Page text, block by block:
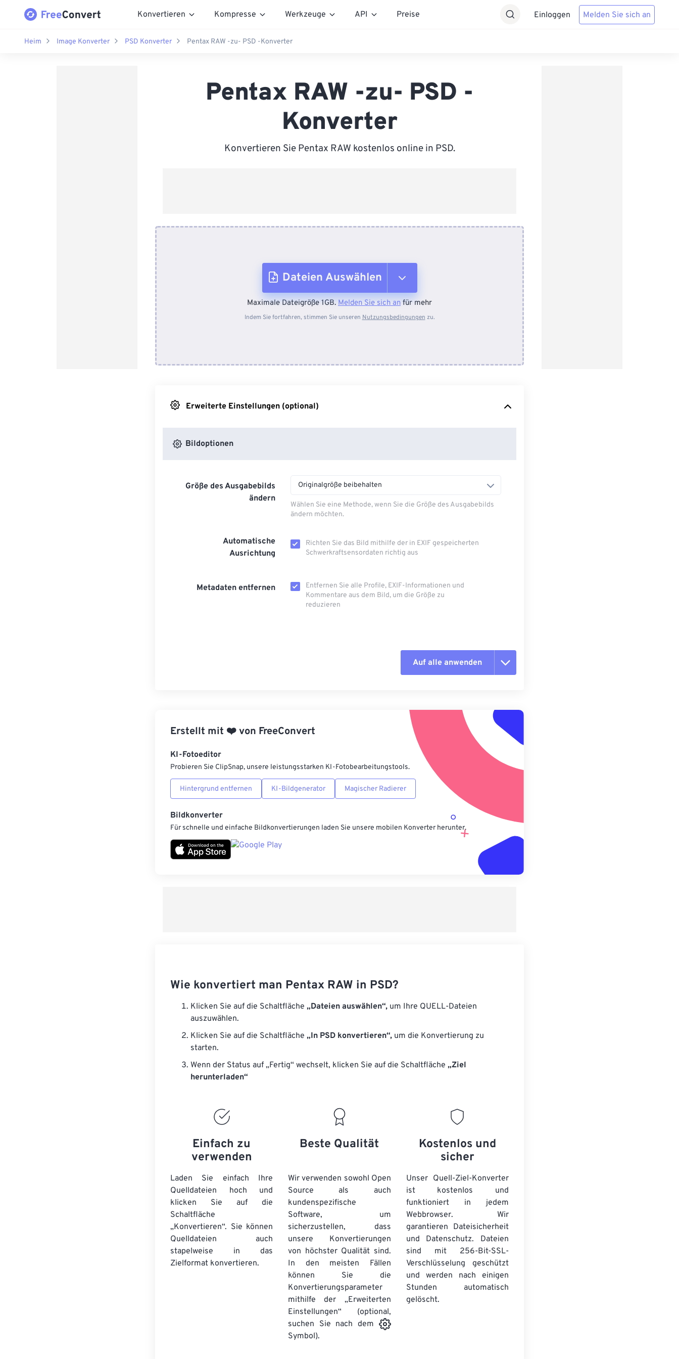
Konvertieren Kompresse Werkzeuge API Preise Einloggen Melden Sie sich an
Heim Image Konverter PSD Konverter Pentax RAW -zu- PSD -Konverter
Pentax RAW -zu- PSD -
Konverter
Konvertieren Sie Pentax RAW kostenlos online in PSD.
Dateien Auswählen
Vom Gerät
Maximale Dateigröße 1GB. Melden Sie sich an für mehr
Indem Sie fortfahren, stimmen Sie unseren Nutzungsbedingungen zu.
Erweiterte Einstellungen (optional)
Bildoptionen
Größe des Ausgabebilds
ändern
Originalgröße beibehalten
Wählen Sie eine Methode, wenn Sie die Größe des Ausgabebilds
ändern möchten.
Automatische
Ausrichtung
Richten Sie das Bild mithilfe der in EXIF ​​gespeicherten
Schwerkraftsensordaten richtig aus
Metadaten entfernen
Entfernen Sie alle Profile, EXIF-Informationen und
Kommentare aus dem Bild, um die Größe zu
reduzieren
Auf alle anwenden
Aus Vorgabe anwenden
Als Vorgabe speichern
Erstellt mit ❤️von FreeConvert
KI-Fotoeditor
Probieren Sie ClipSnap, unsere leistungsstarken KI-Fotobearbeitungstools.
Hintergrund entfernen KI-Bildgenerator Magischer Radierer
Bildkonverter
Für schnelle und einfache Bildkonvertierungen laden Sie unsere mobilen Konverter herunter.
Wie konvertiert man Pentax RAW in PSD?
Klicken Sie auf die Schaltfläche „Dateien auswählen“, um Ihre QUELL-Dateien
auszuwählen.
Klicken Sie auf die Schaltfläche „In PSD konvertieren“, um die Konvertierung zu
starten.
Wenn der Status auf „Fertig“ wechselt, klicken Sie auf die Schaltfläche „Ziel
herunterladen“
Einfach zu
verwenden
Laden Sie einfach Ihre
Quelldateien hoch und
klicken Sie auf die
Schaltfläche
„Konvertieren“. Sie können
Quelldateien auch
stapelweise in das
Zielformat konvertieren.
Beste Qualität
Wir verwenden sowohl Open
Source als auch
kundenspezifische
Software, um
sicherzustellen, dass
unsere Konvertierungen
von höchster Qualität sind.
In den meisten Fällen
können Sie die
Konvertierungsparameter
mithilfe der „Erweiterten
Einstellungen“ (optional,
suchen Sie nach dem
Symbol).
Kostenlos und
sicher
Unser Quell-Ziel-Konverter
ist kostenlos und
funktioniert in jedem
Webbrowser. Wir
garantieren Dateisicherheit
und Datenschutz. Dateien
sind mit 256-Bit-SSL-
Verschlüsselung geschützt
und werden nach einigen
Stunden automatisch
gelöscht.